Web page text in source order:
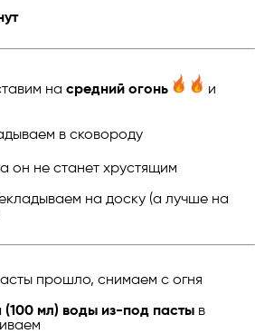
на средний огонь
и
в сковороду
он не станет хрустящим
на доску (а лучше на
прошло, снимаем с огня
(100 мл) воды из-под пасты в